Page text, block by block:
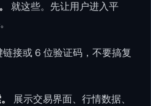
就这些。先让用户进入平
链接或 6 位验证码，不要搞复
展示交易界面、行情数据、